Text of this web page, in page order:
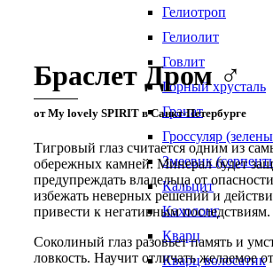
Гелиотроп
Гелиолит
Говлит
Горный хрусталь
Гранат
Гроссуляр
Змеевик
Кальцит
Кахолонг
Кварц
Кварц волосатик
Браслет Дром ♂
от My lovely SPIRIT в Санкт-Петербурге
Тигровый глаз считается одним из
обережных камней. Минерал будет
предупреждать владельца от
избежать неверных решений и
привести к негативным последствиям.
Соколиный глаз разовьет память и
ловкость. Научит отличать желаемое от